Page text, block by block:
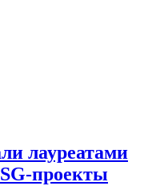
лауреатами
проекты